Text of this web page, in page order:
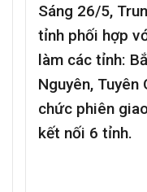
Sáng 26/5,
tỉnh phối hợp
làm các tỉnh:
Nguyên, Tuyên
chức phiên
kết nối 6 tỉnh.